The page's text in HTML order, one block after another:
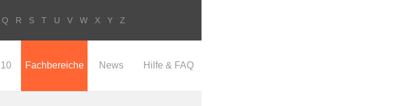
Q R S T U V W X Y Z
Fachbereiche News Hilfe & FAQ